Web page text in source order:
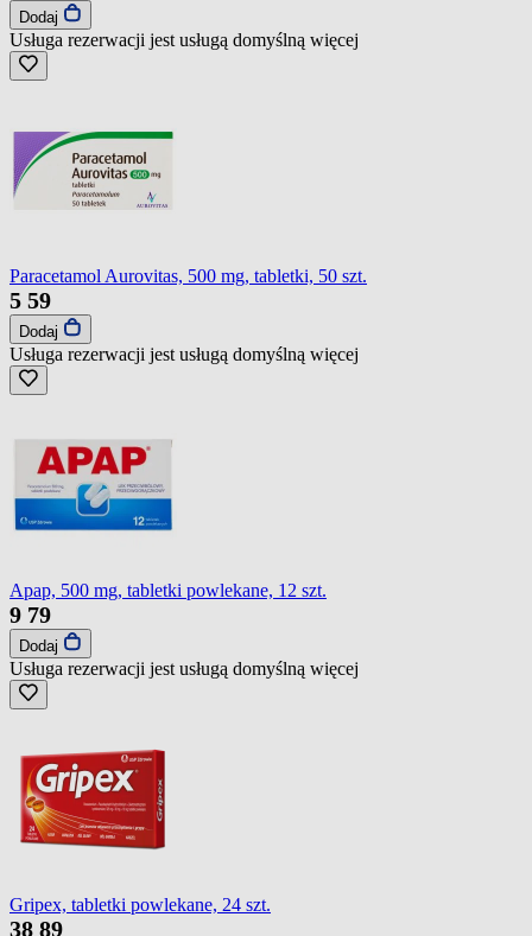
Dodaj
Usługa rezerwacji jest usługą domyślną więcej
Paracetamol Aurovitas, 500 mg, tabletki, 50 szt.
5 59
Dodaj
Usługa rezerwacji jest usługą domyślną więcej
Apap, 500 mg, tabletki powlekane, 12 szt.
9 79
Dodaj
Usługa rezerwacji jest usługą domyślną więcej
Gripex, tabletki powlekane, 24 szt.
38 89